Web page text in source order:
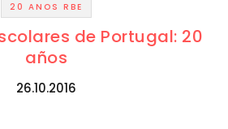
20 ANOS RBE
de Portugal: 20
años
26.10.2016